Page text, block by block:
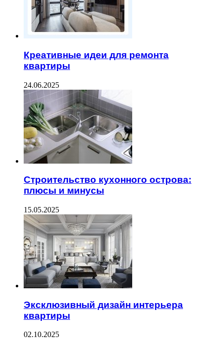
Креативные идеи для ремонта
квартиры
24.06.2025
Строительство кухонного острова:
плюсы и минусы
15.05.2025
Эксклюзивный дизайн интерьера
квартиры
02.10.2025